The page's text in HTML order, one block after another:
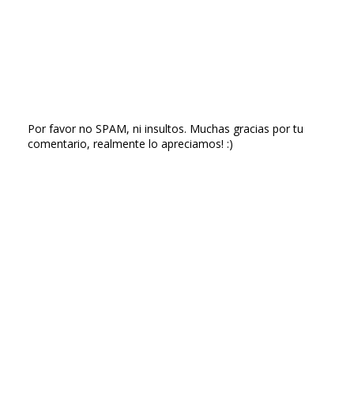
Por favor no SPAM, ni insultos. Muchas gracias por tu
comentario, realmente lo apreciamos! :)